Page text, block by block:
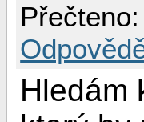
Hledám